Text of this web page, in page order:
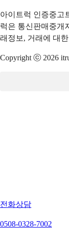
아이트럭 인증중고
럭은 통신판매중개
래정보, 거래에 대
Copyright ⓒ 2026
전화상담
0508-0328-7002